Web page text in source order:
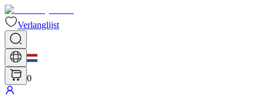
Verlanglijst
0